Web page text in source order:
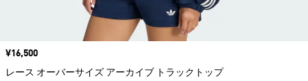
価格
¥16,500
レース オーバーサイズ アーカイブ トラックトップ